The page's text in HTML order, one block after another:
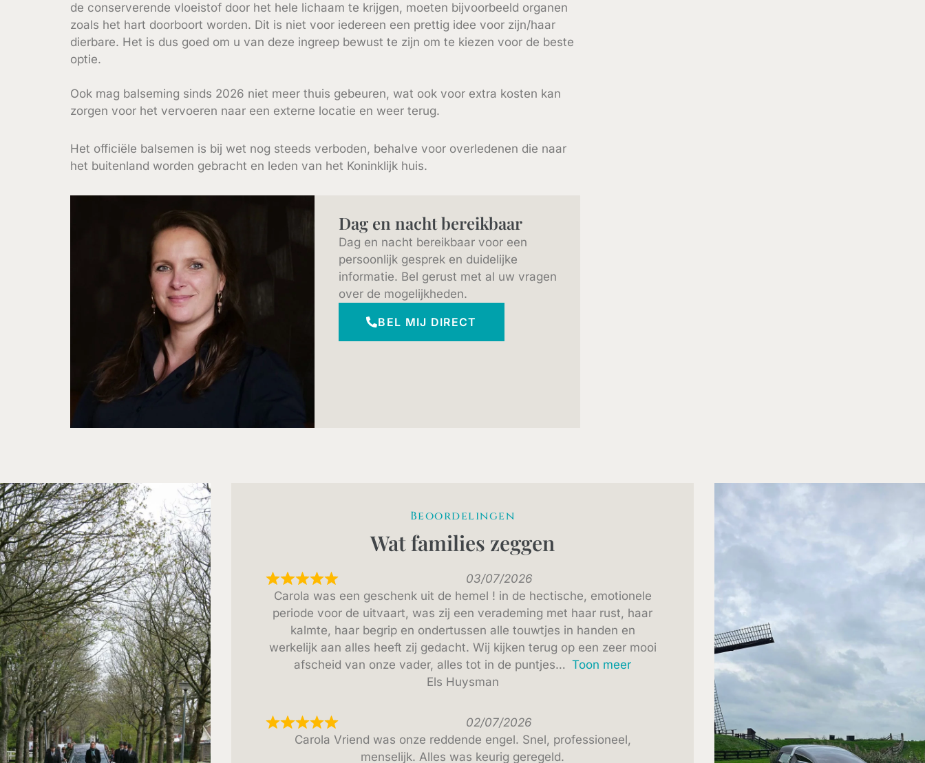
de conserverende vloeistof door het hele lichaam te krijgen, moeten bijvoorbeeld organen
zoals het hart doorboort worden. Dit is niet voor iedereen een prettig idee voor zijn/haar
dierbare. Het is dus goed om u van deze ingreep bewust te zijn om te kiezen voor de beste
optie.
Ook mag balseming sinds 2026 niet meer thuis gebeuren, wat ook voor extra kosten kan
zorgen voor het vervoeren naar een externe locatie en weer terug.
Het officiële balsemen is bij wet nog steeds verboden, behalve voor overledenen die naar
het buitenland worden gebracht en leden van het Koninklijk huis.
Dag en nacht bereikbaar
Dag en nacht bereikbaar voor een
persoonlijk gesprek en duidelijke
informatie. Bel gerust met al uw vragen
over de mogelijkheden.
BEL MIJ DIRECT
Beoordelingen
Wat families zeggen
03/07/2026
Carola was een geschenk uit de hemel ! in de hectische, emotionele
periode voor de uitvaart, was zij een verademing met haar rust, haar
kalmte, haar begrip en ondertussen alle touwtjes in handen en
werkelijk aan alles heeft zij gedacht. Wij kijken terug op een zeer mooi
afscheid van onze vader, alles tot in de puntjes
Toon meer
Els Huysman
02/07/2026
Carola Vriend was onze reddende engel. Snel, professioneel,
menselijk. Alles was keurig geregeld.